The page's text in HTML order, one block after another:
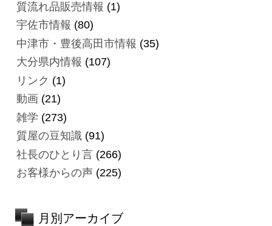
質流れ品販売情報 (1)
宇佐市情報 (80)
中津市・豊後高田市情報 (35)
大分県内情報 (107)
リンク (1)
動画 (21)
雑学 (273)
質屋の豆知識(91)
社長のひとり言(266)
お客様からの声(225)
月別アーカイブ